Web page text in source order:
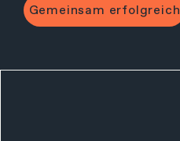
Gemeinsam erfolgreich